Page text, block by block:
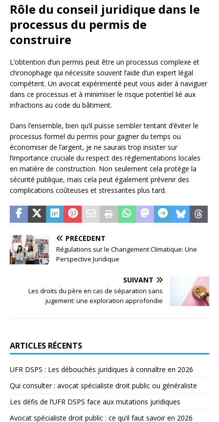
Rôle du conseil juridique dans le
processus du permis de
construire
L’obtention d’un permis peut être un processus complexe et
chronophage qui nécessite souvent l’aide d’un expert légal
compétent. Un avocat expérimenté peut vous aider à naviguer
dans ce processus et à minimiser le risque potentiel lié aux
infractions au code du bâtiment.
Dans l’ensemble, bien qu’il puisse sembler tentant d’éviter le
processus formel du permis pour gagner du temps ou
économiser de l’argent, je ne saurais trop insister sur
l’importance cruciale du respect des réglementations locales
en matière de construction. Non seulement cela protège la
sécurité publique, mais cela peut également prévenir des
complications coûteuses et stressantes plus tard.
PRÉCÉDENT
Régulations sur le Changement Climatique: Une
Perspective Juridique
SUIVANT
Les droits du père en cas de séparation sans
jugement: une exploration approfondie
ARTICLES RÉCENTS
UFR DSPS : Les débouchés juridiques à connaître en 2026
Qui consulter : avocat spécialiste droit public ou généraliste
Les défis de l’UFR DSPS face aux mutations juridiques
Avocat spécialiste droit public : ce qu’il faut savoir en 2026